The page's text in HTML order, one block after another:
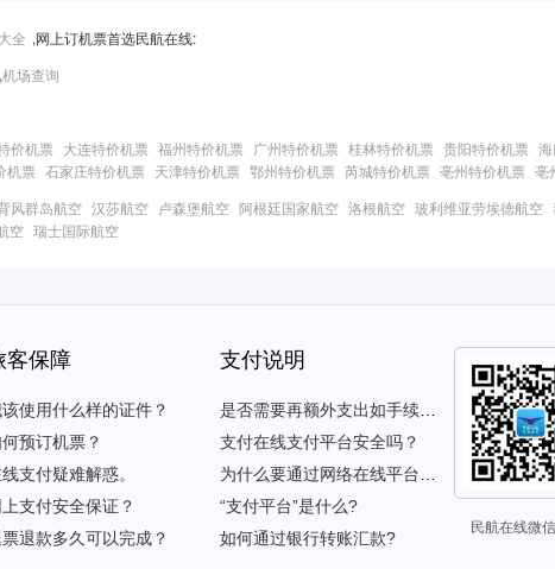
全 ,网上订机票首选民航在线:
,机场查询
价机票 大连特价机票 福州特价机票 广州特价机票 桂林特价机票 贵阳特价机票
机票 石家庄特价机票 天津特价机票 鄂州特价机票 芮城特价机票 亳州特价机票 亳
风群岛航空 汉莎航空 卢森堡航空 阿根廷国家航空 洛根航空 玻利维亚劳埃德航空
空 瑞士国际航空
客保障
使用什么样的证件？
预订机票？
支付疑难解惑。
上支付安全保证？
退款多久可以完成？
支付说明
支付在线支付平台安全吗？
“支付平台”是什么?
如何通过银行转账汇款?
民航在线微